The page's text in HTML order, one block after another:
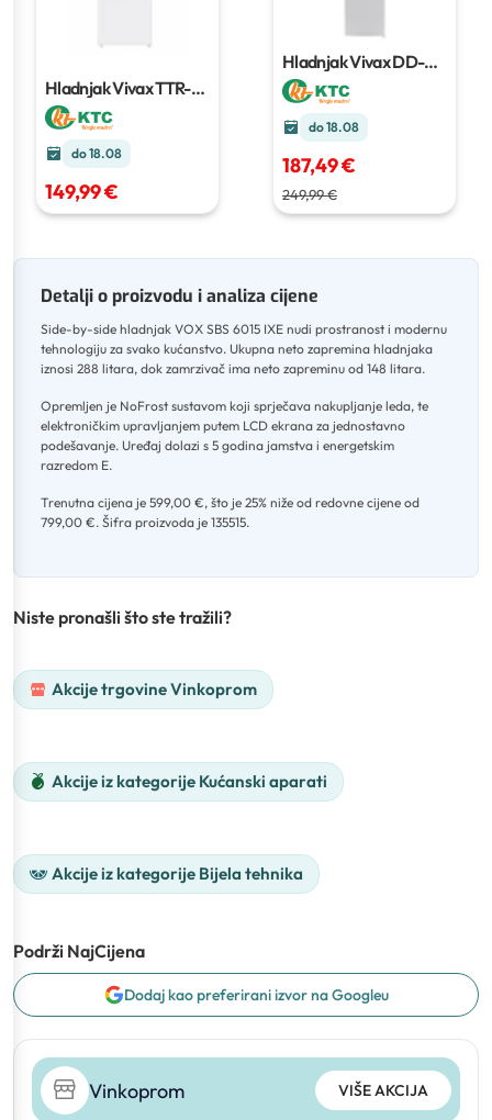
Hladnjak Vivax TTR-
93E+
do 18.08
149,99 €
Hladnjak Vivax DD-
207E W 163 l + 41 l
do 18.08
187,49 €
249,99 €
Detalji o proizvodu i analiza cijene
Side-by-side hladnjak VOX SBS 6015 IXE nudi prostranost i modernu
tehnologiju za svako kućanstvo. Ukupna neto zapremina hladnjaka
iznosi 288 litara, dok zamrzivač ima neto zapreminu od 148 litara.
Opremljen je NoFrost sustavom koji sprječava nakupljanje leda, te
elektroničkim upravljanjem putem LCD ekrana za jednostavno
podešavanje. Uređaj dolazi s 5 godina jamstva i energetskim
razredom E.
Trenutna cijena je 599,00 €, što je 25% niže od redovne cijene od
799,00 €. Šifra proizvoda je 135515.
Niste pronašli što ste tražili?
Akcije trgovine Vinkoprom
Akcije iz kategorije Kućanski aparati
Akcije iz kategorije Bijela tehnika
Podrži NajCijena
Dodaj kao preferirani izvor na Googleu
Vinkoprom VIŠE AKCIJA